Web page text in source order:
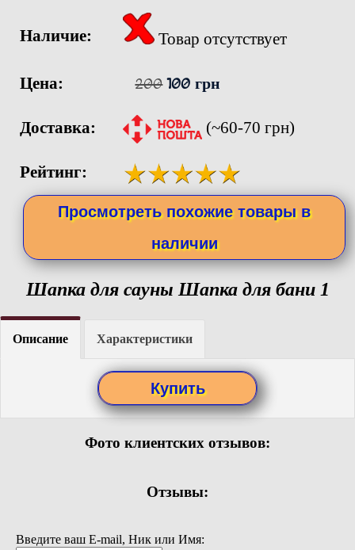
Наличие: Товар отсутствует
Цена: 200 100 грн
Доставка: (~60-70 грн)
Рейтинг:
Просмотреть похожие товары в
наличии
Шапка для сауны Шапка для бани 1
Описание Характеристики
Фото клиентских отзывов:
Отзывы:
Введите ваш E-mail, Ник или Имя: